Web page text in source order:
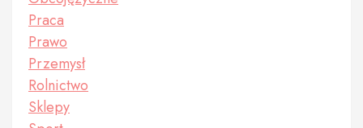
Praca
Prawo
Przemysł
Rolnictwo
Sklepy